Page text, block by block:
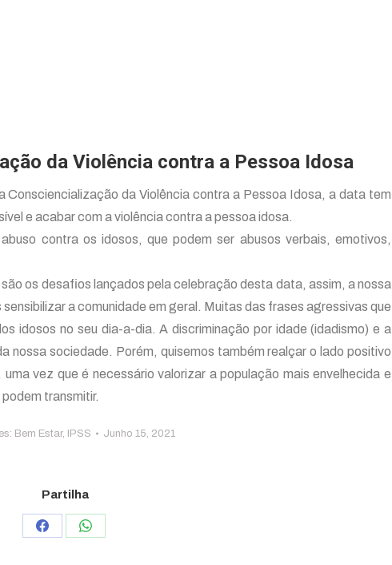
da Violência contra a Pessoa Idosa
Consciencialização da Violência contra a Pessoa Idosa, a data tem
e acabar com a violência contra a pessoa idosa.
contra os idosos, que podem ser abusos verbais, emotivos,
os desafios lançados pela celebração desta data, assim, a nossa
a comunidade em geral. Muitas das frases agressivas que
idosos no seu dia-a-dia. A discriminação por idade (idadismo) e a
nossa sociedade. Porém, quisemos também realçar o lado positivo
vez que é necessário valorizar a população mais envelhecida e
transmitir.
Bem Estar, IPSS Junho 15, 2021
Partilha
Share
Share